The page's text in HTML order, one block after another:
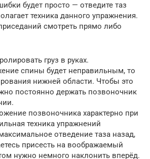
будет просто — отведите таз
техника данного упражнения.
смотреть прямо либо
груз в руках.
спины будет неправильным, то
нижней области. Чтобы это
постоянно держать позвоночник
позвоночника характерно при
техника упражнений
отведение таза назад,
присесть на воображаемый
нужно немного наклонить вперёд.